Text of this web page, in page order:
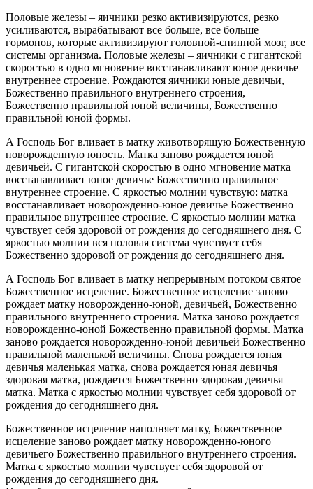
Половые железы – яичники резко активизируются, резко
усиливаются, вырабатывают все больше, все больше
гормонов, которые активизируют головной-спинной мозг, все
системы организма. Половые железы – яичники с гигантской
скоростью в одно мгновение восстанавливают юное девичье
внутреннее строение. Рождаются яичники юные девичьи,
Божественно правильного внутреннего строения,
Божественно правильной юной величины, Божественно
правильной юной формы.
А Господь Бог вливает в матку животворящую Божественную
новорожденную юность. Матка заново рождается юной
девичьей. С гигантской скоростью в одно мгновение матка
восстанавливает юное девичье Божественно правильное
внутреннее строение. С яркостью молнии чувствую: матка
восстанавливает новорожденно-юное девичье Божественно
правильное внутреннее строение. С яркостью молнии матка
чувствует себя здоровой от рождения до сегодняшнего дня. С
яркостью молнии вся половая система чувствует себя
Божественно здоровой от рождения до сегодняшнего дня.
А Господь Бог вливает в матку непрерывным потоком святое
Божественное исцеление. Божественное исцеление заново
рождает матку новорожденно-юной, девичьей, Божественно
правильного внутреннего строения. Матка заново рождается
новорожденно-юной Божественно правильной формы. Матка
заново рождается новорожденно-юной девичьей Божественно
правильной маленькой величины. Снова рождается юная
девичья маленькая матка, снова рождается юная девичья
здоровая матка, рождается Божественно здоровая девичья
матка. Матка с яркостью молнии чувствует себя здоровой от
рождения до сегодняшнего дня.
Божественное исцеление наполняет матку, Божественное
исцеление заново рождает матку новорожденно-юного
девичьего Божественно правильного внутреннего строения.
Матка с яркостью молнии чувствует себя здоровой от
рождения до сегодняшнего дня.